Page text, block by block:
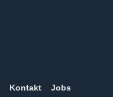
Kontakt
Jobs